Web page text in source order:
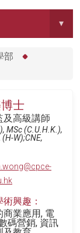
▾
部
士
及高級講師
MSc (C.U.H.K.),
(H-W);CNE,
興趣：
商業應用, 電
碼營銷, 資訊